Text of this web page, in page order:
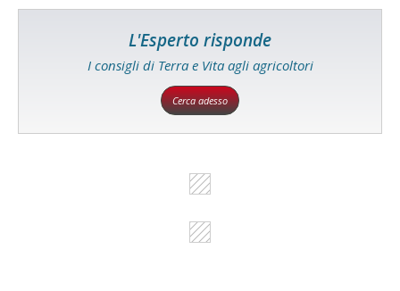
L'Esperto risponde
I consigli di Terra e Vita agli agricoltori
Cerca adesso